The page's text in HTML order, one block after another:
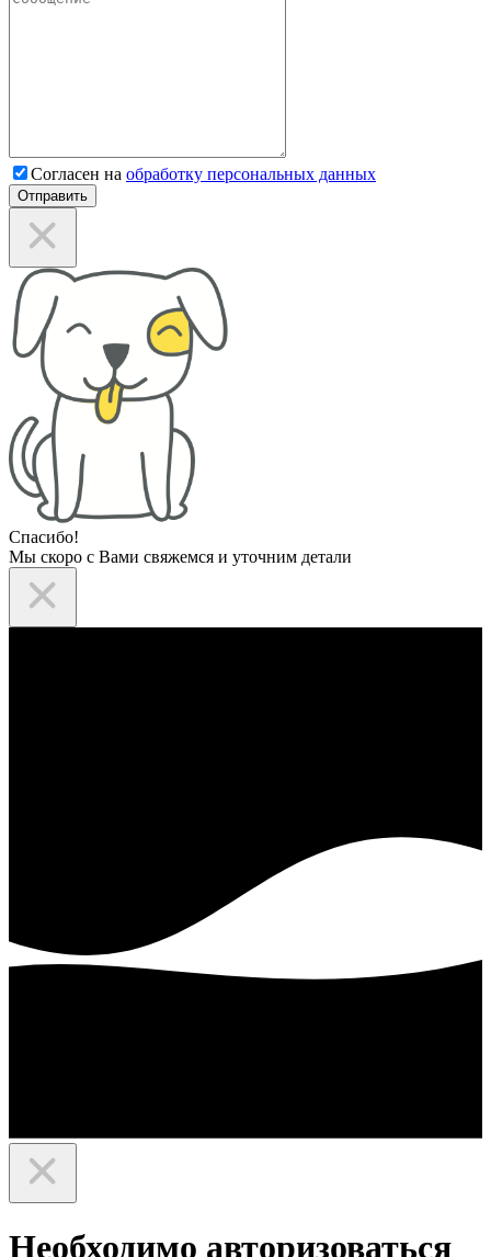
Согласен на обработку персональных данных
Отправить
Спасибо!
Мы скоро с Вами свяжемся и уточним детали
Необходимо авторизоваться